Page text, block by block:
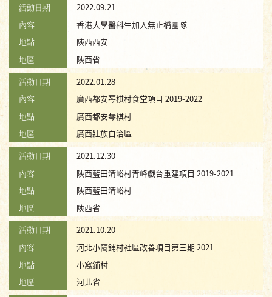
活動日期
2022.09.21
內容
香港大學醫科生加入無止橋團隊
地點
陝西西安
地區
陜西省
活動日期
2022.01.28
內容
廣西都安琴棋村食堂項目 2019-2022
地點
廣西都安琴棋村
地區
廣西壯族自治區
活動日期
2021.12.30
內容
陜西藍田清峪村青峰戲台重建項目 2019-2021
地點
陜西藍田清峪村
地區
陜西省
活動日期
2021.10.20
內容
河北小窩鋪村社區改善項目第三期 2021
地點
小窩鋪村
地區
河北省